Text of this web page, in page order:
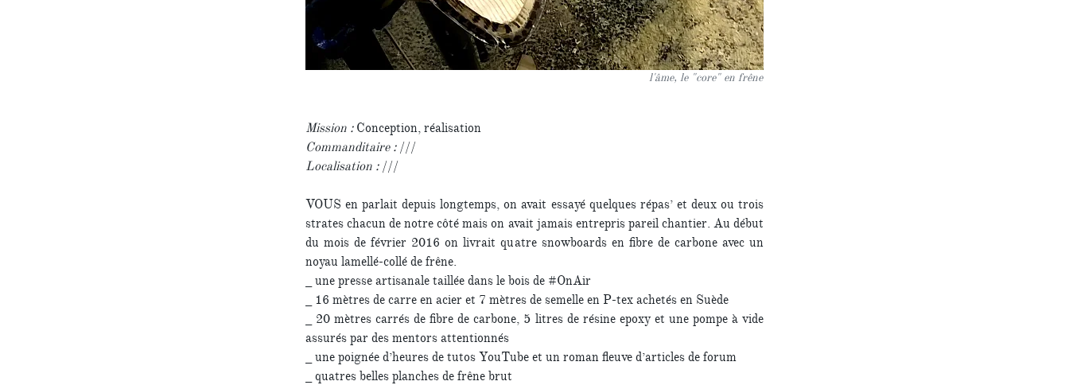
l'âme, le "core" en frêne
Mission : Conception, réalisation
Commanditaire :///
Localisation :///
VOUS en parlait depuis longtemps, on avait essayé quelques répas’ et deux ou trois
strates chacun de notre côté mais on avait jamais entrepris pareil chantier. Au début
du mois de février 2016 on livrait quatre snowboards en fibre de carbone avec un
noyau lamellé-collé de frêne.
_ une presse artisanale taillée dans le bois de #OnAir
_ 16 mètres de carre en acier et 7 mètres de semelle en P-tex achetés en Suède
_ 20 mètres carrés de fibre de carbone, 5 litres de résine epoxy et une pompe à vide
assurés par des mentors attentionnés
_ une poignée d’heures de tutos YouTube et un roman fleuve d’articles de forum
_ quatres belles planches de frêne brut